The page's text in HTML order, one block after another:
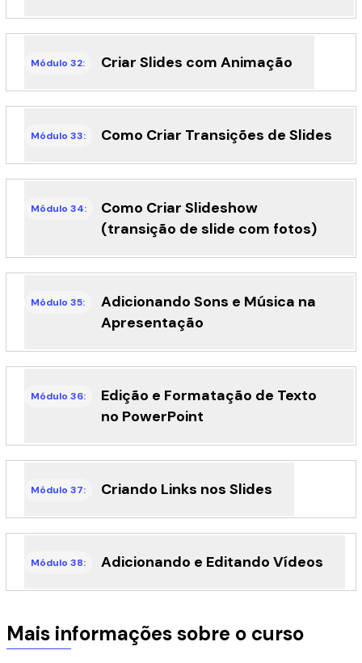
Módulo 32: Criar Slides com Animação
Módulo 33: Como Criar Transições de Slides
Módulo 34:
Como Criar Slideshow
(transição de slide com fotos)
Módulo 35:
Adicionando Sons e Música na
Apresentação
Módulo 36:
Edição e Formatação de Texto
no PowerPoint
Módulo 37: Criando Links nos Slides
Módulo 38: Adicionando e Editando Vídeos
Mais informações sobre o curso